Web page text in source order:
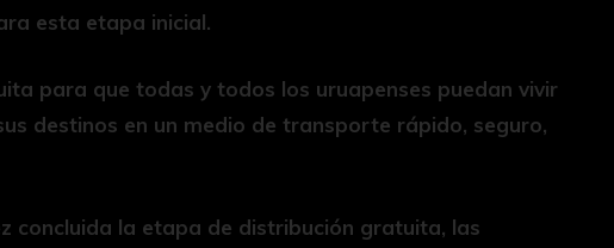
esta etapa inicial.
para que todas y todos los uruapenses puedan vivir
destinos en un medio de transporte rápido, seguro,
concluida la etapa de distribución gratuita, las